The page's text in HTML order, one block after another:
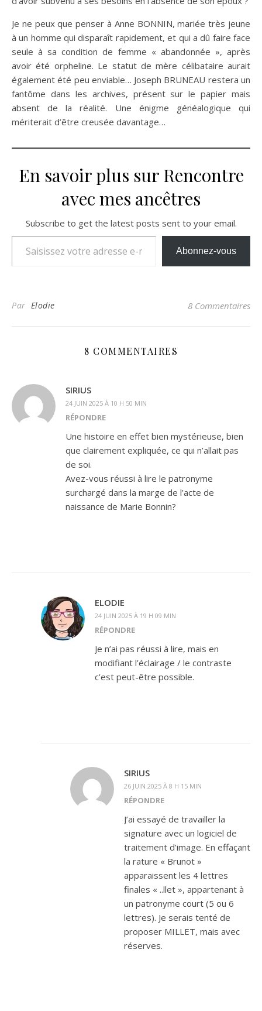
Je ne peux que penser à Anne BONNIN, mariée très jeune
à un homme qui disparaît rapidement, et qui a dû faire face
seule à sa condition de femme « abandonnée », après
avoir été orpheline. Le statut de mère célibataire aurait
également été peu enviable… Joseph BRUNEAU restera un
fantôme dans les archives, présent sur le papier mais
absent de la réalité. Une énigme généalogique qui
mériterait d’être creusée davantage…
En savoir plus sur Rencontre
avec mes ancêtres
Subscribe to get the latest posts sent to your email.
Saisissez votre adresse e-mail…
Abonnez-vous
Par Elodie 8 Commentaires
8 COMMENTAIRES
SIRIUS
24 JUIN 2025 À 10 H 50 MIN
RÉPONDRE
Une histoire en effet bien mystérieuse, bien
que clairement expliquée, ce qui n’allait pas
de soi.
Avez-vous réussi à lire le patronyme
surchargé dans la marge de l’acte de
naissance de Marie Bonnin?
ELODIE
24 JUIN 2025 À 19 H 09 MIN
RÉPONDRE
Je n’ai pas réussi à lire, mais en
modifiant l’éclairage / le contraste
c’est peut-être possible.
SIRIUS
26 JUIN 2025 À 8 H 15 MIN
RÉPONDRE
J’ai essayé de travailler la
signature avec un logiciel de
traitement d’image. En effaçant
la rature « Brunot »
apparaissent les 4 lettres
finales « ..llet », appartenant à
un patronyme court (5 ou 6
lettres). Je serais tenté de
proposer MILLET, mais avec
réserves.